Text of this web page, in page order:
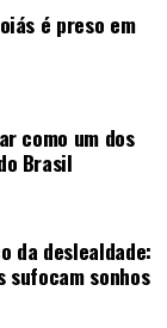
é preso em
como um dos
Brasil
da deslealdade:
sufocam sonhos